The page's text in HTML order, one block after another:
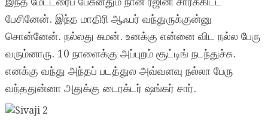
பேசினேன். இந்த மாதிரி ஆஃபர் வந்துருக்குன்னு
சொன்னேன். நல்லது சுமன். உனக்கு என்னை விட நல்ல பேரு
வரும்னாரு. 10 நாளைக்கு அப்புறம் சூட்டிங் நடந்துச்சு.
எனக்கு வந்து அந்தப் படத்துல அவ்வளவு நல்லா பேரு
வந்ததுன்னா அதுக்கு டைரக்டர் ஷங்கர் சார்.